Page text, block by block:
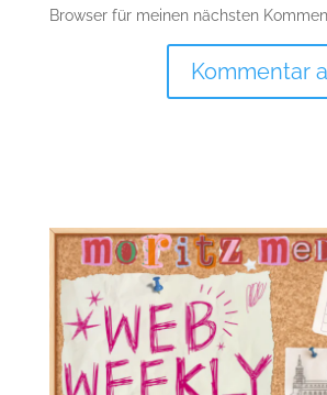
Browser für meinen nächsten